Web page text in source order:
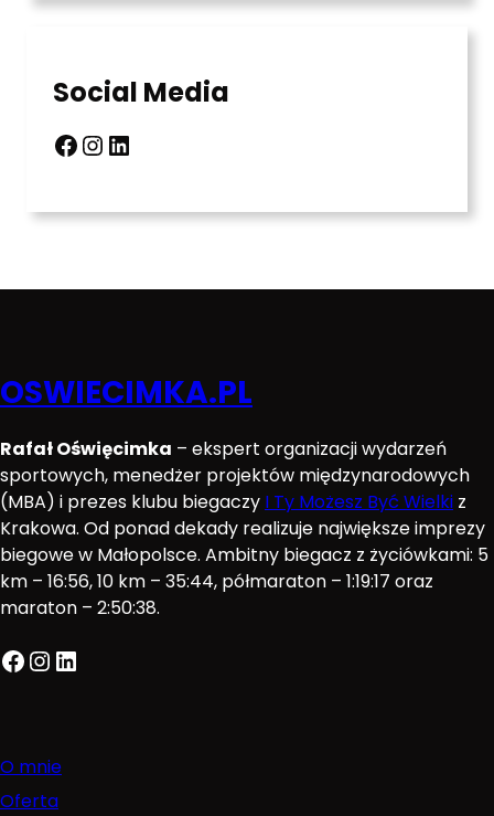
Social Media
Facebook InstagramLinkedIn
OSWIECIMKA.PL
Rafał Oświęcimka – ekspert organizacji wydarzeń
sportowych, menedżer projektów międzynarodowych
(MBA) i prezes klubu biegaczy I Ty Możesz Być Wielki z
Krakowa. Od ponad dekady realizuje największe imprezy
biegowe w Małopolsce. Ambitny biegacz z życiówkami: 5
km – 16:56, 10 km – 35:44, półmaraton – 1:19:17 oraz
maraton – 2:50:38.
Facebook InstagramLinkedIn
O mnie
Oferta